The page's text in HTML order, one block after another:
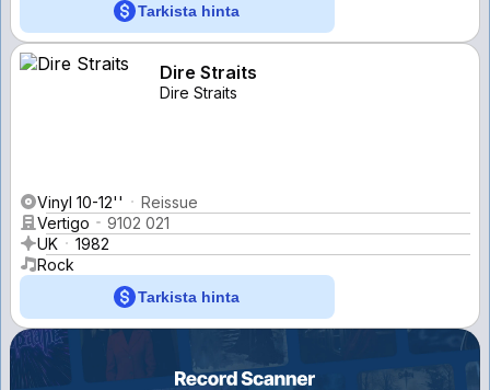
Tarkista hinta
Dire Straits
Dire Straits
Vinyl 10-12''
Reissue
Vertigo
9102 021
UK
1982
Rock
Tarkista hinta